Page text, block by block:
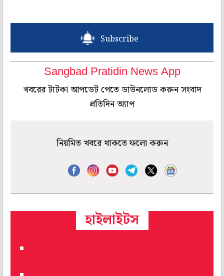
Subscribe
Sangbad Pratidin News App
খবরের টাটকা আপডেট পেতে ডাউনলোড করুন সংবাদ
প্রতিদিন অ্যাপ
নিয়মিত খবরে থাকতে ফলো করুন
হাইলাইটস